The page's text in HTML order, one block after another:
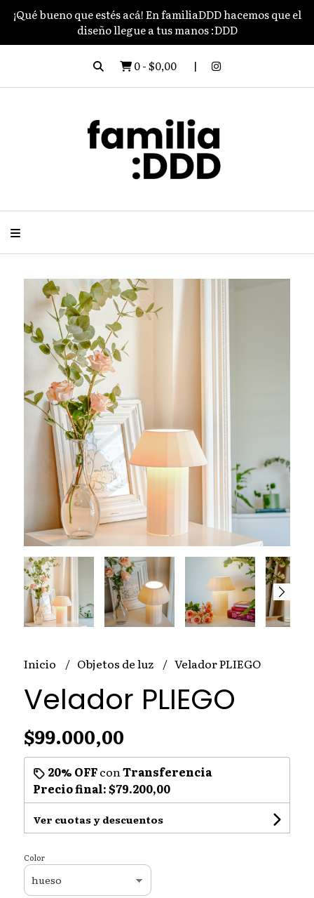
¡Qué bueno que estés acá! En familiaDDD hacemos que el
diseño llegue a tus manos :DDD
0-$0,00
Inicio Objetos de luz Velador PLIEGO
Velador PLIEGO
$99.000,00
20% OFFcon Transferencia
Precio final:$79.200,00
Ver cuotas y descuentos
Color